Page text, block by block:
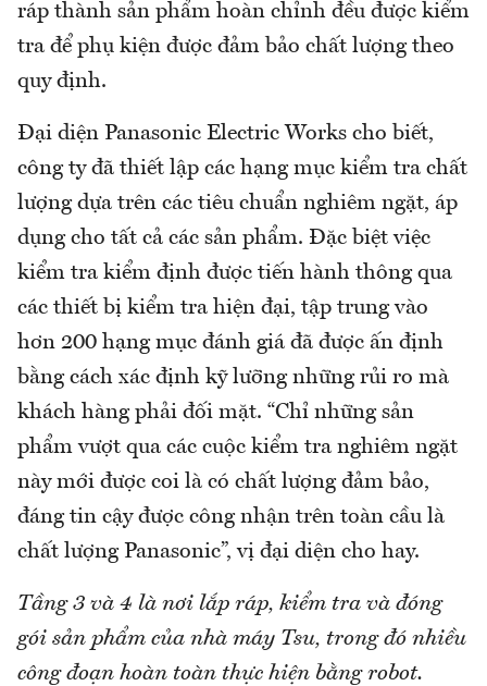
ráp thành sản phẩm hoàn chỉnh đều được kiểm
tra để phụ kiện được đảm bảo chất lượng theo
quy định.
Đại diện Panasonic Electric Works cho biết,
công ty đã thiết lập các hạng mục kiểm tra chất
lượng dựa trên các tiêu chuẩn nghiêm ngặt, áp
dụng cho tất cả các sản phẩm. Đặc biệt việc
kiểm tra kiểm định được tiến hành thông qua
các thiết bị kiểm tra hiện đại, tập trung vào
hơn 200 hạng mục đánh giá đã được ấn định
bằng cách xác định kỹ lưỡng những rủi ro mà
khách hàng phải đối mặt. “Chỉ những sản
phẩm vượt qua các cuộc kiểm tra nghiêm ngặt
này mới được coi là có chất lượng đảm bảo,
đáng tin cậy được công nhận trên toàn cầu là
chất lượng Panasonic”, vị đại diện cho hay.
Tầng 3 và 4 là nơi lắp ráp, kiểm tra và đóng
gói sản phẩm của nhà máy Tsu, trong đó nhiều
công đoạn hoàn toàn thực hiện bằng robot.